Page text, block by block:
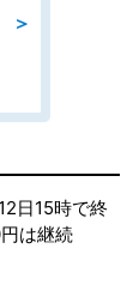
＞
日15時で終
は継続